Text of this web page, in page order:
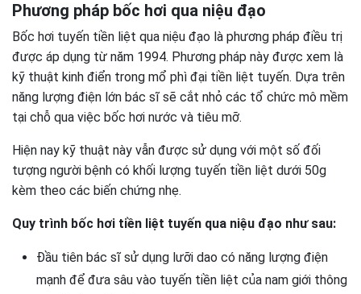
Phương pháp bốc hơi qua niệu đạo
Bốc hơi tuyến tiền liệt qua niệu đạo là phương pháp điều trị
được áp dụng từ năm 1994. Phương pháp này được xem là
kỹ thuật kinh điển trong mổ phì đại tiền liệt tuyến. Dựa trên
năng lượng điện lớn bác sĩ sẽ cắt nhỏ các tổ chức mô mềm
tại chỗ qua việc bốc hơi nước và tiêu mỡ.
Hiện nay kỹ thuật này vẫn được sử dụng với một số đối
tượng người bệnh có khối lượng tuyến tiền liệt dưới 50g
kèm theo các biến chứng nhẹ.
Quy trình bốc hơi tiền liệt tuyến qua niệu đạo như sau:
Đầu tiên bác sĩ sử dụng lưỡi dao có năng lượng điện
mạnh để đưa sâu vào tuyến tiền liệt của nam giới thông